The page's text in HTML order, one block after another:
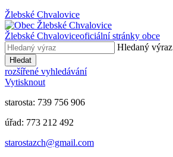
Žlebské Chvalovice
Žlebské Chvaloviceoficiální stránky obce
Hledaný výraz
Hledat
rozšířené vyhledávání
Vytisknout
starosta: 739 756 906
úřad: 773 212 492
​​​​starostazch@gmail.com